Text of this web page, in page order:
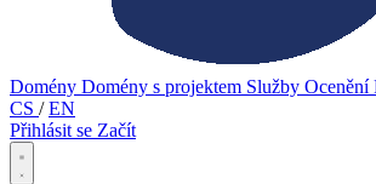
Domény Domény s projektem Služby Ocenění
CS / EN
Přihlásit se Začít